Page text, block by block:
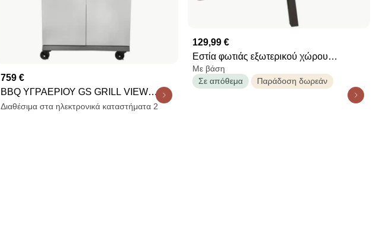
759 €
BBQ ΥΓΡΑΕΡΙΟΥ GS GRILL VIEW
4+1+1 ΙΝΟΧ - 18kW
Διαθέσιμα στα ηλεκτρονικά καταστήματα 2
129,99 €
Εστία φωτιάς εξωτερικού χώρου
Ambiance με βάση, 75x27cm, Μαύρο
Με βάση
Σε απόθεμα
Παράδοση δωρεάν